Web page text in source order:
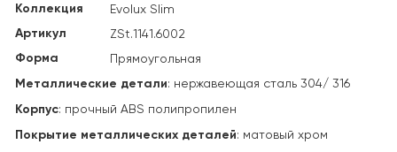
Коллекция Evolux Slim
Артикул ZSt.1141.6002
Форма Прямоугольная
Металлические детали: нержавеющая сталь 304/ 316
Корпус: прочный ABS полипропилен
Покрытие металлических деталей: матовый хром